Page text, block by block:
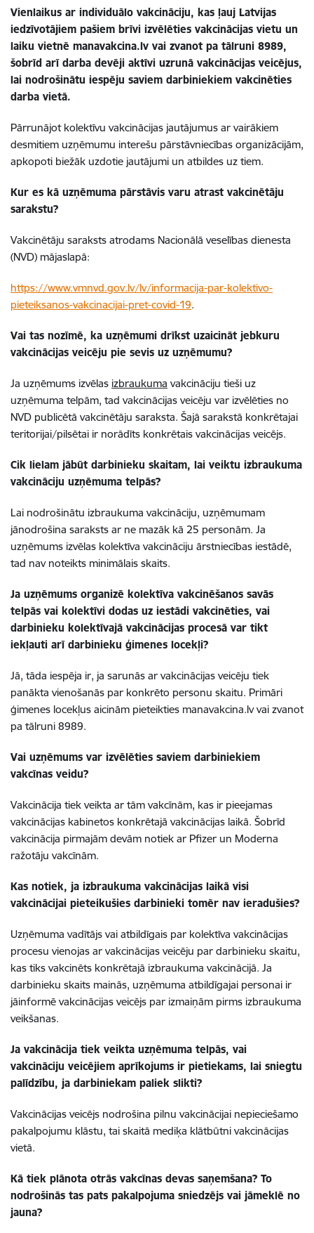
Vienlaikus ar individuālo vakcināciju, kas ļauj Latvijas
iedzīvotājiem pašiem brīvi izvēlēties vakcinācijas vietu un
laiku vietnē manavakcina.lv vai zvanot pa tālruni 8989,
šobrīd arī darba devēji aktīvi uzrunā vakcinācijas veicējus,
lai nodrošinātu iespēju saviem darbiniekiem vakcinēties
darba vietā.
Pārrunājot kolektīvu vakcinācijas jautājumus ar vairākiem
desmitiem uzņēmumu interešu pārstāvniecības organizācijām,
apkopoti biežāk uzdotie jautājumi un atbildes uz tiem.
Kur es kā uzņēmuma pārstāvis varu atrast vakcinētāju
sarakstu?
Vakcinētāju saraksts atrodams Nacionālā veselības dienesta
(NVD) mājaslapā:
https://www.vmnvd.gov.lv/lv/informacija-par-kolektivo-
pieteiksanos-vakcinacijai-pret-covid-19.
Vai tas nozīmē, ka uzņēmumi drīkst uzaicināt jebkuru
vakcinācijas veicēju pie sevis uz uzņēmumu?
Ja uzņēmums izvēlas izbraukuma vakcināciju tieši uz
uzņēmuma telpām, tad vakcinācijas veicēju var izvēlēties no
NVD publicētā vakcinētāju saraksta. Šajā sarakstā konkrētajai
teritorijai/pilsētai ir norādīts konkrētais vakcinācijas veicējs.
Cik lielam jābūt darbinieku skaitam, lai veiktu izbraukuma
vakcināciju uzņēmuma telpās?
Lai nodrošinātu izbraukuma vakcināciju, uzņēmumam
jānodrošina saraksts ar ne mazāk kā 25 personām. Ja
uzņēmums izvēlas kolektīva vakcināciju ārstniecības iestādē,
tad nav noteikts minimālais skaits.
Ja uzņēmums organizē kolektīva vakcinēšanos savās
telpās vai kolektīvi dodas uz iestādi vakcinēties, vai
darbinieku kolektīvajā vakcinācijas procesā var tikt
iekļauti arī darbinieku ģimenes locekļi?
Jā, tāda iespēja ir, ja sarunās ar vakcinācijas veicēju tiek
panākta vienošanās par konkrēto personu skaitu. Primāri
ģimenes locekļus aicinām pieteikties manavakcina.lv vai zvanot
pa tālruni 8989.
Vai uzņēmums var izvēlēties saviem darbiniekiem
vakcīnas veidu?
Vakcinācija tiek veikta ar tām vakcīnām, kas ir pieejamas
vakcinācijas kabinetos konkrētajā vakcinācijas laikā. Šobrīd
vakcinācija pirmajām devām notiek ar Pfizer un Moderna
ražotāju vakcīnām.
Kas notiek, ja izbraukuma vakcinācijas laikā visi
vakcinācijai pieteikušies darbinieki tomēr nav ieradušies?
Uzņēmuma vadītājs vai atbildīgais par kolektīva vakcinācijas
procesu vienojas ar vakcinācijas veicēju par darbinieku skaitu,
kas tiks vakcinēts konkrētajā izbraukuma vakcinācijā. Ja
darbinieku skaits mainās, uzņēmuma atbildīgajai personai ir
jāinformē vakcinācijas veicējs par izmaiņām pirms izbraukuma
veikšanas.
Ja vakcinācija tiek veikta uzņēmuma telpās, vai
vakcināciju veicējiem aprīkojums ir pietiekams, lai sniegtu
palīdzību, ja darbiniekam paliek slikti?
Vakcinācijas veicējs nodrošina pilnu vakcinācijai nepieciešamo
pakalpojumu klāstu, tai skaitā mediķa klātbūtni vakcinācijas
vietā.
Kā tiek plānota otrās vakcīnas devas saņemšana? To
nodrošinās tas pats pakalpojuma sniedzējs vai jāmeklē no
jauna?